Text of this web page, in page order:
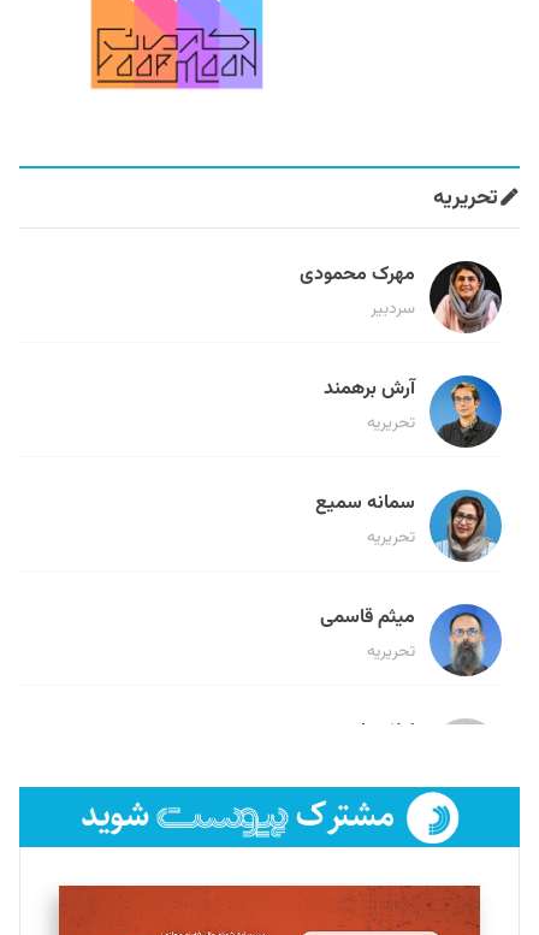
تحریریه
مهرک محمودی
سردبیر
آرش برهمند
تحریریه
سمانه سمیع
تحریریه
میثم قاسمی
تحریریه
لیلا حنارود
فائزه فتحی رستمی
تحریریه